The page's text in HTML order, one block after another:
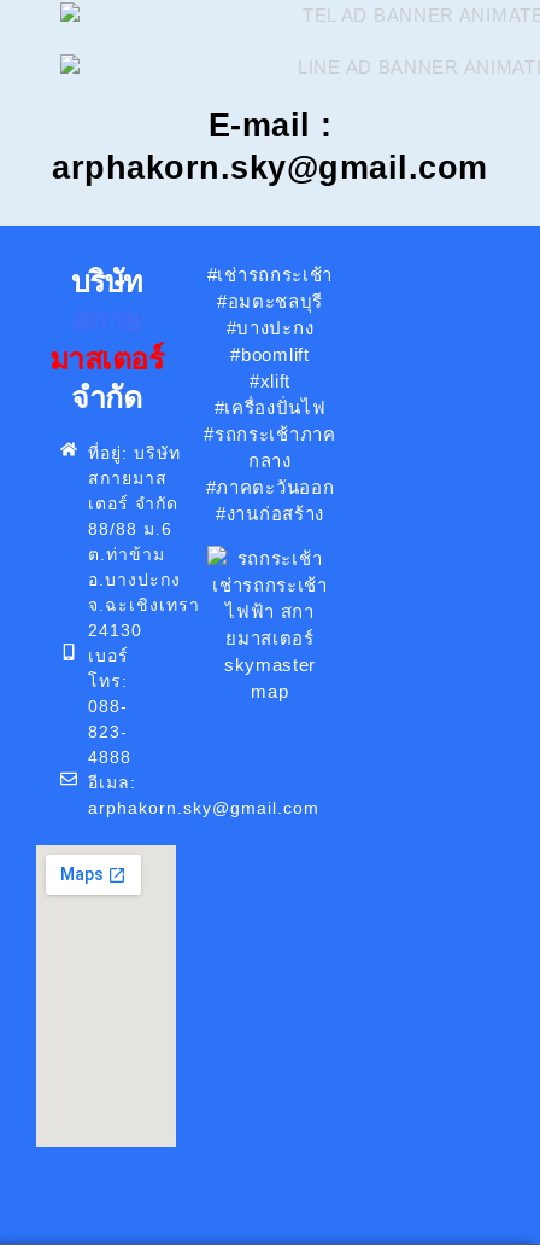
E-mail :
arphakorn.sky@gmail.com
บริษัท
มาสเตอร์
จำกัด
ที่อยู่: บริษัท
สกายมาส
เตอร์ จำกัด
88/88 ม.6
ต.ท่าข้าม
อ.บางปะกง
จ.ฉะเชิงเทรา
24130
เบอร์
โทร:
088-
823-
4888
อีเมล:
arphakorn.sky@gmail.com
#เช่ารถกระเช้า
#อมตะชลบุรี
#บางปะกง
#boomlift
#xlift
#เครื่องปั่นไฟ
#รถกระเช้าภาค
กลาง
#ภาคตะวันออก
#งานก่อสร้าง